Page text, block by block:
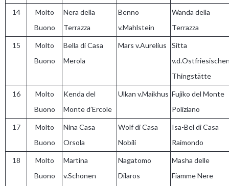
14
Molto
Buono
Nera della
Terrazza
Benno
v.Mahlstein
Wanda della
Terrazza
15
Molto
Buono
Bella di Casa
Merola
Mars v.Aurelius
Sitta
Thingstätte
16
Molto
Buono
Kenda del
Monte d’Ercole
Ulkan v.Maikhus Fujiko del Monte
Poliziano
17
Molto
Buono
Nina Casa
Orsola
Wolf di Casa
Nobili
Isa-Bel di Casa
Raimondo
18
Molto
Buono
Martina
v.Schonen
Nagatomo
Dilaros
Masha delle
Fiamme Nere